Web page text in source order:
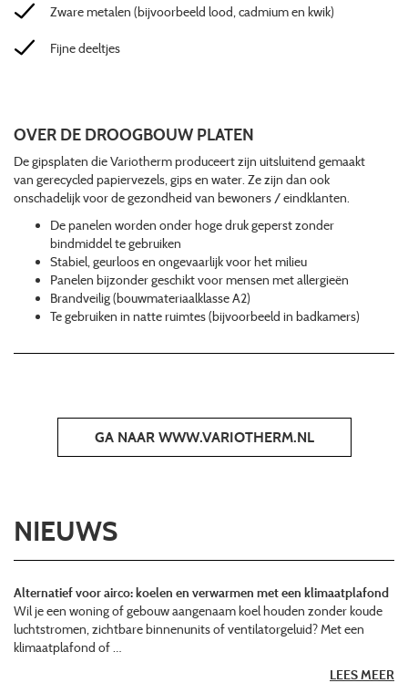
Zware metalen (bijvoorbeeld lood, cadmium en kwik)
Fijne deeltjes
OVER DE DROOGBOUW PLATEN
De gipsplaten die Variotherm produceert zijn uitsluitend gemaakt
van gerecycled papiervezels, gips en water. Ze zijn dan ook
onschadelijk voor de gezondheid van bewoners / eindklanten.
De panelen worden onder hoge druk geperst zonder
bindmiddel te gebruiken
Stabiel, geurloos en ongevaarlijk voor het milieu
Panelen bijzonder geschikt voor mensen met allergieën
Brandveilig (bouwmateriaalklasse A2)
Te gebruiken in natte ruimtes (bijvoorbeeld in badkamers)
GA NAAR WWW.VARIOTHERM.NL
NIEUWS
Alternatief voor airco: koelen en verwarmen met een klimaatplafond
Wil je een woning of gebouw aangenaam koel houden zonder koude
luchtstromen, zichtbare binnenunits of ventilatorgeluid? Met een
klimaatplafond of …
LEES MEER